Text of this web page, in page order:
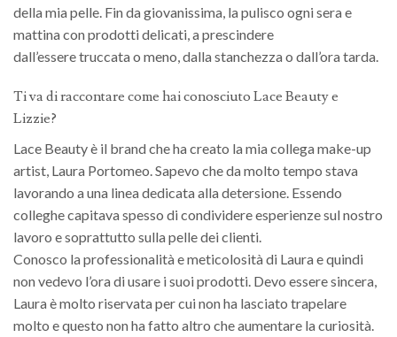
della mia pelle. Fin da giovanissima, la pulisco ogni sera e
mattina con prodotti delicati, a prescindere
dall’essere truccata o meno, dalla stanchezza o dall’ora tarda.
Ti va di raccontare come hai conosciuto Lace Beauty e
Lizzie?
Lace Beauty è il brand che ha creato la mia collega make-up
artist, Laura Portomeo. Sapevo che da molto tempo stava
lavorando a una linea dedicata alla detersione. Essendo
colleghe capitava spesso di condividere esperienze sul nostro
lavoro e soprattutto sulla pelle dei clienti.
Conosco la professionalità e meticolosità di Laura e quindi
non vedevo l’ora di usare i suoi prodotti. Devo essere sincera,
Laura è molto riservata per cui non ha lasciato trapelare
molto e questo non ha fatto altro che aumentare la curiosità.